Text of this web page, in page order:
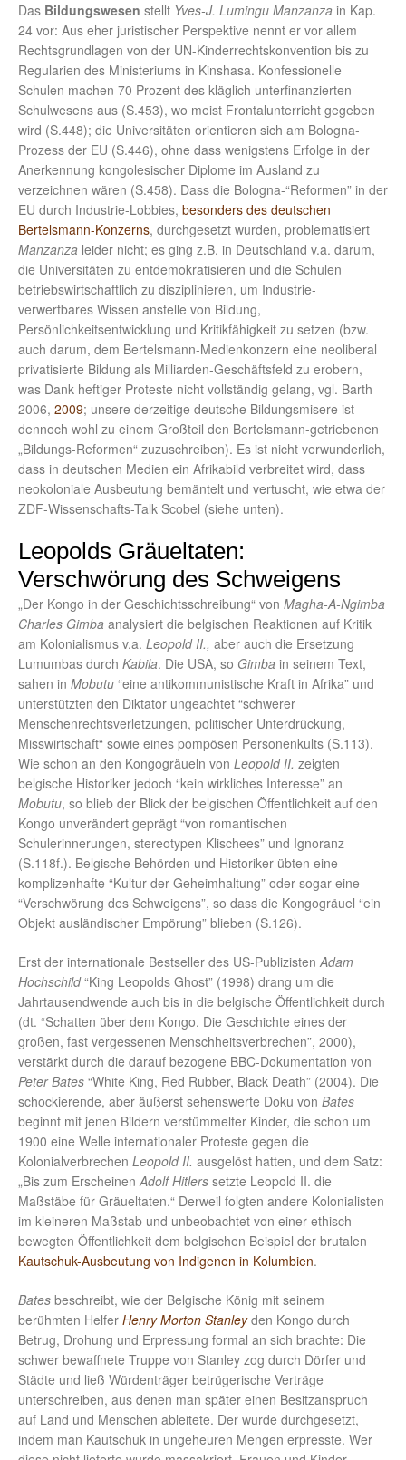
Das Bildungswesen stellt Yves-J. Lumingu Manzanza in Kap.
24 vor: Aus eher juristischer Perspektive nennt er vor allem
Rechtsgrundlagen von der UN-Kinderrechtskonvention bis zu
Regularien des Ministeriums in Kinshasa. Konfessionelle
Schulen machen 70 Prozent des kläglich unterfinanzierten
Schulwesens aus (S.453), wo meist Frontalunterricht gegeben
wird (S.448); die Universitäten orientieren sich am Bologna-
Prozess der EU (S.446), ohne dass wenigstens Erfolge in der
Anerkennung kongolesischer Diplome im Ausland zu
verzeichnen wären (S.458). Dass die Bologna-“Reformen” in der
EU durch Industrie-Lobbies, besonders des deutschen
Bertelsmann-Konzerns, durchgesetzt wurden, problematisiert
Manzanza leider nicht; es ging z.B. in Deutschland v.a. darum,
die Universitäten zu entdemokratisieren und die Schulen
betriebswirtschaftlich zu disziplinieren, um Industrie-
verwertbares Wissen anstelle von Bildung,
Persönlichkeitsentwicklung und Kritikfähigkeit zu setzen (bzw.
auch darum, dem Bertelsmann-Medienkonzern eine neoliberal
privatisierte Bildung als Milliarden-Geschäftsfeld zu erobern,
was Dank heftiger Proteste nicht vollständig gelang, vgl. Barth
2006, 2009; unsere derzeitige deutsche Bildungsmisere ist
dennoch wohl zu einem Großteil den Bertelsmann-getriebenen
„Bildungs-Reformen“ zuzuschreiben). Es ist nicht verwunderlich,
dass in deutschen Medien ein Afrikabild verbreitet wird, dass
neokoloniale Ausbeutung bemäntelt und vertuscht, wie etwa der
ZDF-Wissenschafts-Talk Scobel (siehe unten).
Leopolds Gräueltaten:
Verschwörung des Schweigens
„Der Kongo in der Geschichtsschreibung“ von Magha-A-Ngimba
Charles Gimba analysiert die belgischen Reaktionen auf Kritik
am Kolonialismus v.a. Leopold II., aber auch die Ersetzung
Lumumbas durch Kabila. Die USA, so Gimba in seinem Text,
sahen in Mobutu “eine antikommunistische Kraft in Afrika” und
unterstützten den Diktator ungeachtet “schwerer
Menschenrechtsverletzungen, politischer Unterdrückung,
Misswirtschaft“ sowie eines pompösen Personenkults (S.113).
Wie schon an den Kongogräueln von Leopold II. zeigten
belgische Historiker jedoch “kein wirkliches Interesse” an
Mobutu, so blieb der Blick der belgischen Öffentlichkeit auf den
Kongo unverändert geprägt “von romantischen
Schulerinnerungen, stereotypen Klischees” und Ignoranz
(S.118f.). Belgische Behörden und Historiker übten eine
komplizenhafte “Kultur der Geheimhaltung” oder sogar eine
“Verschwörung des Schweigens”, so dass die Kongogräuel “ein
Objekt ausländischer Empörung” blieben (S.126).
Erst der internationale Bestseller des US-PublizistenAdam
Hochschild“King Leopolds Ghost” (1998) drang um die
Jahrtausendwende auch bis in die belgische Öffentlichkeit durch
(dt. “Schatten über dem Kongo. Die Geschichte eines der
großen, fast vergessenen Menschheitsverbrechen”, 2000),
verstärkt durch die darauf bezogene BBC-Dokumentation von
Peter Bates “White King, Red Rubber, Black Death” (2004). Die
schockierende, aber äußerst sehenswerte Doku von Bates
beginnt mit jenen Bildern verstümmelter Kinder, die schon um
1900 eine Welle internationaler Proteste gegen die
Kolonialverbrechen Leopold II. ausgelöst hatten, und dem Satz:
„Bis zum ErscheinenAdolf Hitlers setzte Leopold II. die
Maßstäbe für Gräueltaten.“ Derweil folgten andere Kolonialisten
im kleineren Maßstab und unbeobachtet von einer ethisch
bewegten Öffentlichkeit dem belgischen Beispiel der brutalen
Kautschuk-Ausbeutung von Indigenen in Kolumbien.
Bates beschreibt, wie der Belgische König mit seinem
berühmten Helfer Henry Morton Stanleyden Kongo durch
Betrug, Drohung und Erpressung formal an sich brachte: Die
schwer bewaffnete Truppe von Stanley zog durch Dörfer und
Städte und ließ Würdenträger betrügerische Verträge
unterschreiben, aus denen man später einen Besitzanspruch
auf Land und Menschen ableitete. Der wurde durchgesetzt,
indem man Kautschuk in ungeheuren Mengen erpresste. Wer